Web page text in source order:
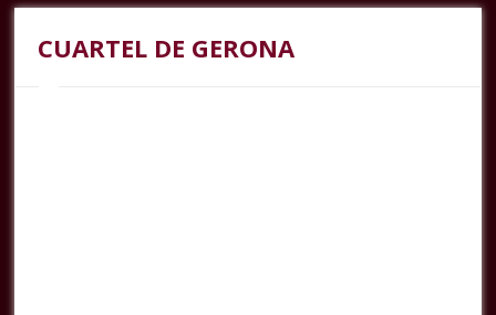
CUARTEL DE GERONA